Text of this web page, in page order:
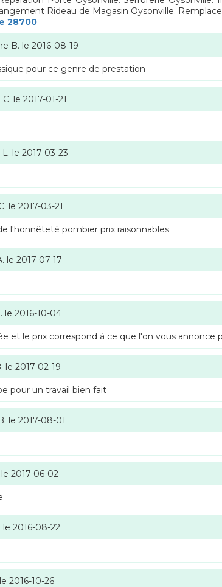
Rideau de Magasin Oysonville.
28700
B. le 2016-08-19
pour ce genre de prestation
le 2017-01-21
le 2017-03-23
le 2017-03-21
l'honnêteté pombier prix raisonnables
le 2017-07-17
le 2016-10-04
et le prix correspond à ce que l'on vous annonce
le 2017-02-19
pour un travail bien fait
le 2017-08-01
le 2017-06-02
le 2016-08-22
le 2016-10-26